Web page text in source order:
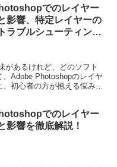
でのレイヤー
影響、特定レイヤーの
ラブルシューティング
があるけれど、どのソフト
Adobe Photoshopのレイヤ
初心者の方が抱える悩みを
でのレイヤー
影響を徹底解説！